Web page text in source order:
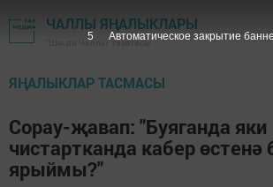
ЧАЛЛЫ ЯҢАЛЫКЛАРЫ
"Шәһри Чаллы" газетасы
ЯҢАЛЫКЛАР ТАСМАСЫ
Сорау-җавап: "Буяганда яки
чистартканда кабер өстенә
ярыймы?"
4 Автоматическое закрытие